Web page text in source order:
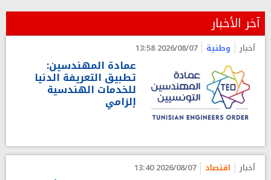
آخر الأخبار
أخبار وطنية 2026/08/07 13:58
عمادة المهندسين:
تطبيق التعريفة الدنيا
للخدمات الهندسية
إلزامي
أخبار اقتصاد 2026/08/07 13:40